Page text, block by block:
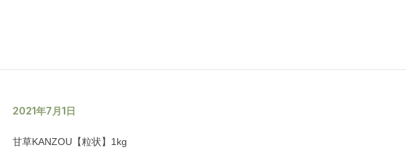
2021年7月1日
甘草KANZOU【粒状】1kg